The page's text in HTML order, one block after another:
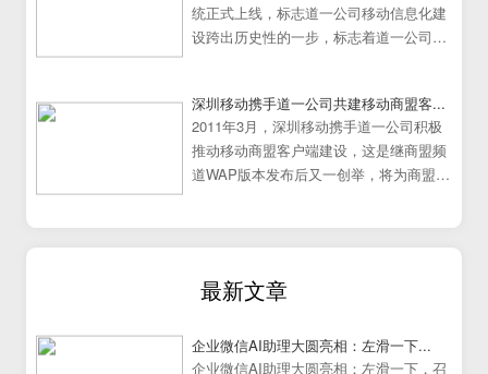
统正式上线，标志道一公司移动信息化建
设跨出历史性的一步，标志着道一公司移
深圳移动携手道一公司共建移动商盟客...
2011年3月，深圳移动携手道一公司积极
推动移动商盟客户端建设，这是继商盟频
道WAP版本发布后又一创举，将为商盟频
最新文章
企业微信AI助理大圆亮相：左滑一下...
企业微信AI助理大圆亮相：左滑一下，召